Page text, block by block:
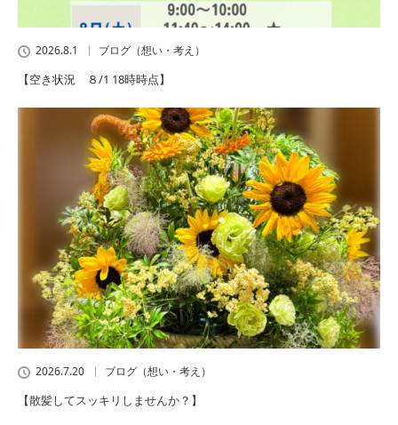
2026.8.1 ブログ（想い・考え）
【空き状況 ８/1 18時時点】
2026.7.20 ブログ（想い・考え）
【散髪してスッキリしませんか？】